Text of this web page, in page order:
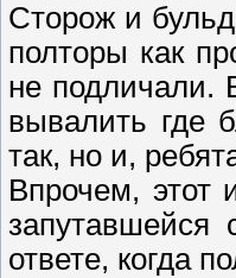
Сторож и
полторы как
не подличали.
вывалить где
так, но и,
Впрочем, этот
запутавшейся
ответе, когда